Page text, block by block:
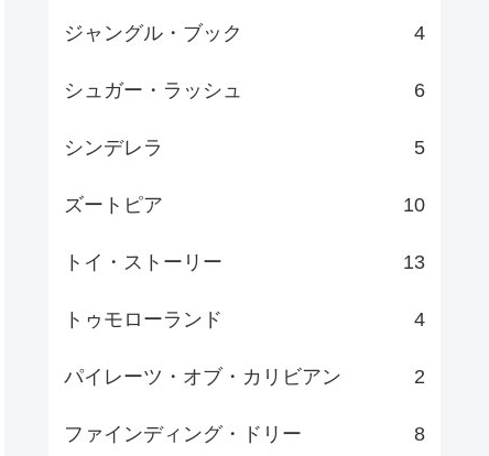
ジャングル・ブック 4
シュガー・ラッシュ 6
シンデレラ 5
ズートピア 10
トイ・ストーリー 13
トゥモローランド 4
パイレーツ・オブ・カリビアン 2
ファインディング・ドリー 8